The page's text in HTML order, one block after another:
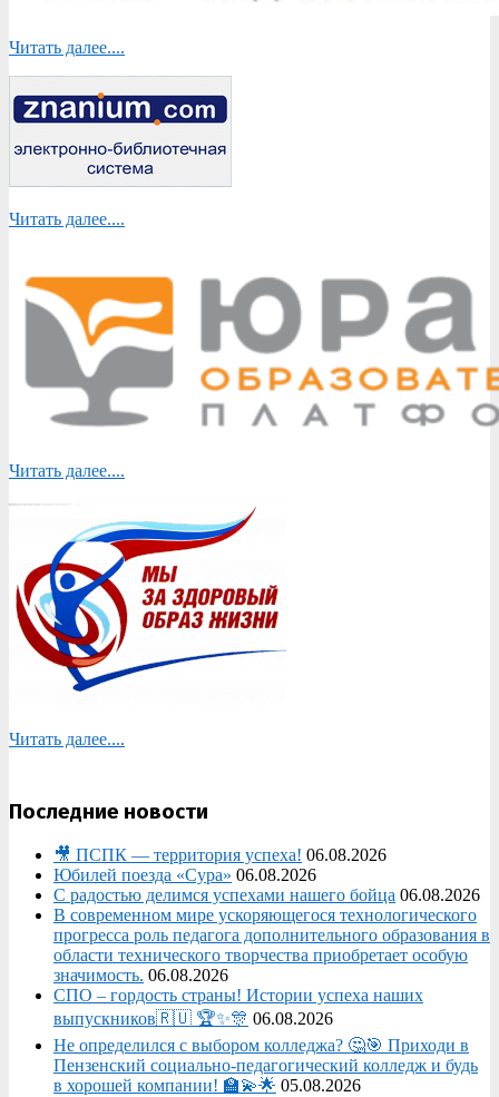
Читать далее....
Читать далее....
Читать далее....
Читать далее....
Последние новости
🎥 ПСПК — территория успеха! 06.08.2026
Юбилей поезда «Сура» 06.08.2026
С радостью делимся успехами нашего бойца 06.08.2026
В современном мире ускоряющегося технологического
прогресса роль педагога дополнительного образования в
области технического творчества приобретает особую
значимость. 06.08.2026
СПО – гордость страны! Истории успеха наших
выпускников🇷🇺 🏆✨🎊 06.08.2026
Не определился с выбором колледжа? 🤔🎯 Приходи в
Пензенский социально-педагогический колледж и будь
в хорошей компании! 🏫💫🌟 05.08.2026